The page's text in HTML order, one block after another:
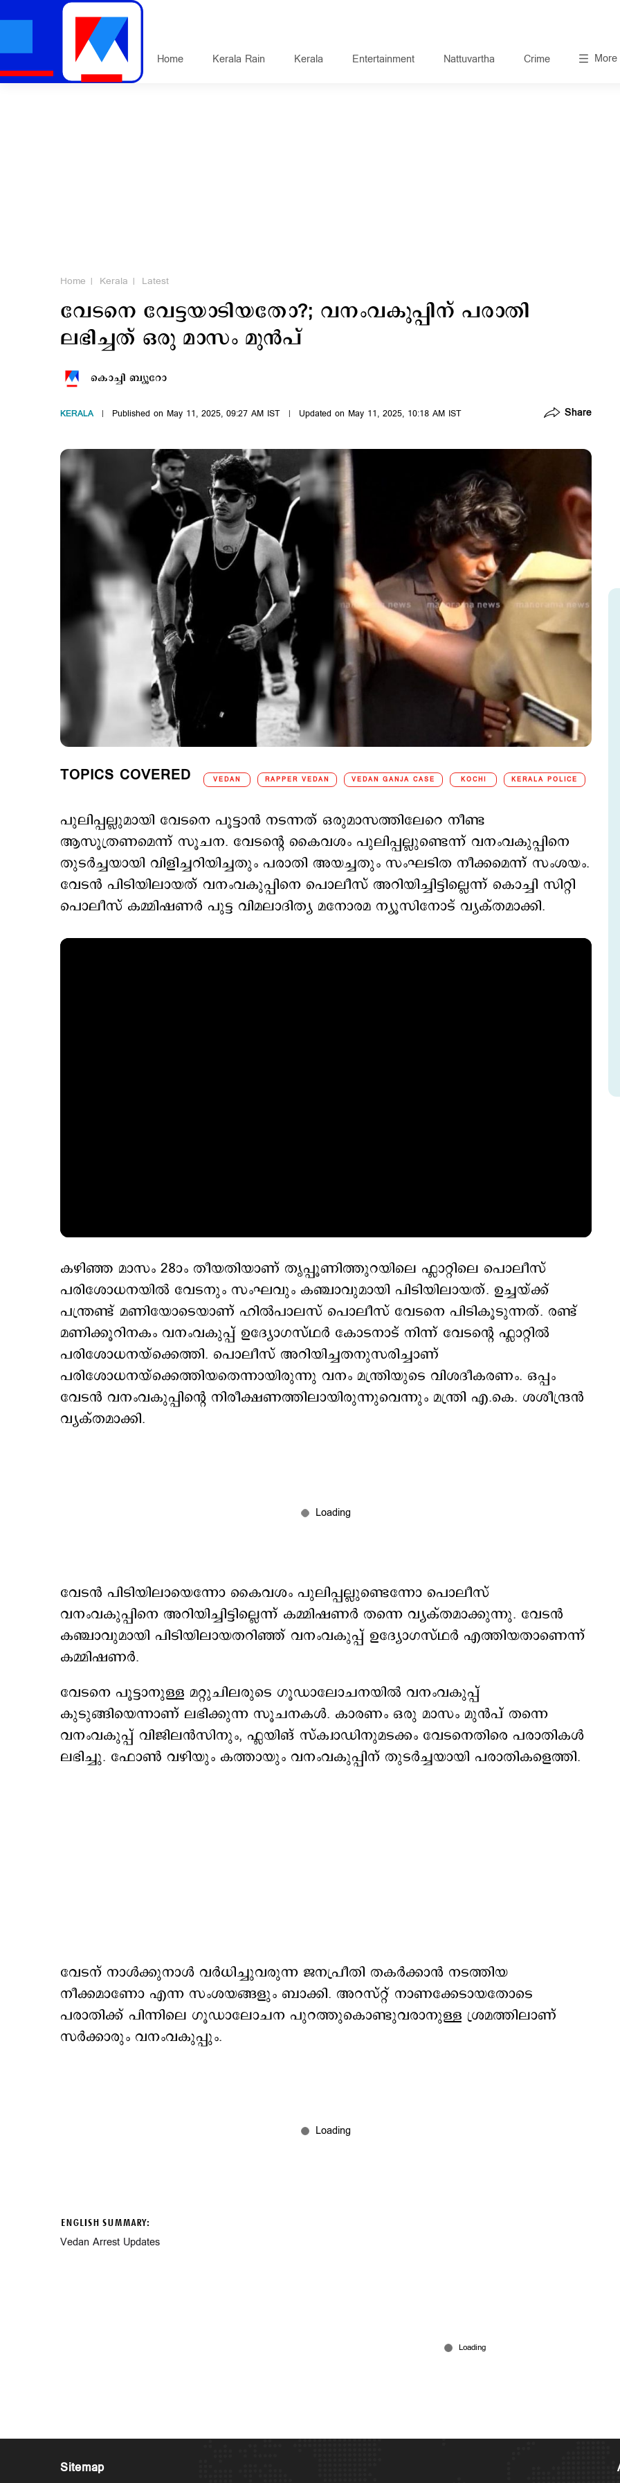
Home Kerala Rain Kerala Entertainment Nattuvartha Crime More
Home Kerala Latest
വേടനെ വേട്ടയാടിയതോ?; വനംവകുപ്പിന് പരാതി
ലഭിച്ചത് ഒരു മാസം മുന്‍പ്
കൊച്ചി ബ്യൂറോ
KERALA Published on May 11, 2025, 09:27 AM IST Updated on May 11, 2025, 10:18 AM IST Share
TOPICS COVERED VEDAN RAPPER VEDAN VEDAN GANJA CASE KOCHI KERALA POLICE
പുലിപ്പല്ലുമായി വേടനെ പൂട്ടാന്‍ നടന്നത് ഒരുമാസത്തിലേറെ നീണ്ട
ആസൂത്രണമെന്ന് സൂചന. വേടന്‍റെ കൈവശം പുലിപ്പല്ലുണ്ടെന്ന് വനംവകുപ്പിനെ
തുടര്‍ച്ചയായി വിളിച്ചറിയിച്ചതും പരാതി അയച്ചതും സംഘടിത നീക്കമെന്ന് സംശയം.
വേടന്‍ പിടിയിലായത് വനംവകുപ്പിനെ പൊലീസ് അറിയിച്ചിട്ടില്ലെന്ന് കൊച്ചി സിറ്റി
പൊലീസ് കമ്മിഷണര്‍ പുട്ട വിമലാദിത്യ മനോരമ ന്യൂസിനോട് വ്യക്തമാക്കി.
കഴിഞ്ഞ മാസം 28ാം തീയതിയാണ് തൃപ്പൂണിത്തുറയിലെ ഫ്ലാറ്റിലെ പൊലീസ്
പരിശോധനയില്‍ വേടനും സംഘവും കഞ്ചാവുമായി പിടിയിലായത്. ഉച്ചയ്ക്ക്
പന്ത്രണ്ട് മണിയോടെയാണ് ഹില്‍പാലസ് പൊലീസ് വേടനെ പിടികൂടുന്നത്. രണ്ട്
മണിക്കൂറിനകം വനംവകുപ്പ് ഉദ്യോഗസ്ഥര്‍ കോടനാട് നിന്ന് വേടന്‍റെ ഫ്ലാറ്റില്‍
പരിശോധനയ്ക്കെത്തി. പൊലീസ് അറിയിച്ചതനുസരിച്ചാണ്
പരിശോധനയ്ക്കെത്തിയതെന്നായിരുന്നു വനം മന്ത്രിയുടെ വിശദീകരണം. ഒപ്പം
വേടന്‍ വനംവകുപ്പിന്‍റെ നിരീക്ഷണത്തിലായിരുന്നുവെന്നും മന്ത്രി ​എ.കെ. ശശീന്ദ്രന്‍
വ്യക്തമാക്കി.
വേടന്‍ പിടിയിലായെന്നോ കൈവശം പുലിപ്പല്ലുണ്ടെന്നോ പൊലീസ്
വനംവകുപ്പിനെ അറിയിച്ചിട്ടില്ലെന്ന് കമ്മിഷണര്‍ തന്നെ വ്യക്തമാക്കുന്നു. വേടന്‍
കഞ്ചാവുമായി പിടിയിലായതറിഞ്ഞ് വനംവകുപ്പ് ഉദ്യോഗസ്ഥര്‍ എത്തിയതാണെന്ന്
കമ്മിഷണര്‍.
വേടനെ പൂട്ടാനുള്ള മറ്റുചിലരുടെ ഗൂഡാലോചനയില്‍ വനംവകുപ്പ്
കുടുങ്ങിയെന്നാണ് ലഭിക്കുന്ന സൂചനകള്‍. കാരണം ഒരു മാസം മുന്‍പ് തന്നെ
വനംവകുപ്പ് വിജിലന്‍സിനും, ഫ്ലയിങ് സ്ക്വാഡിനുമടക്കം വേടനെതിരെ പരാതികള്‍
ലഭിച്ചു. ഫോണ്‍ വഴിയും കത്തായും വനംവകുപ്പിന് തുടര്‍ച്ചയായി പരാതികളെത്തി.
വേടന് നാള്‍ക്കുനാള്‍ വര്‍ധിച്ചുവരുന്ന ജനപ്രീതി തകര്‍ക്കാന്‍ നടത്തിയ
നീക്കമാണോ എന്ന സംശയങ്ങളും ബാക്കി. അറസ്റ്റ് നാണക്കേടായതോടെ
പരാതിക്ക് പിന്നിലെ ഗൂഡാലോചന പുറത്തുകൊണ്ടുവരാനുള്ള ശ്രമത്തിലാണ്
സര്‍ക്കാരും വനംവകുപ്പും.
ENGLISH SUMMARY:
Vedan Arrest Updates
Sitemap